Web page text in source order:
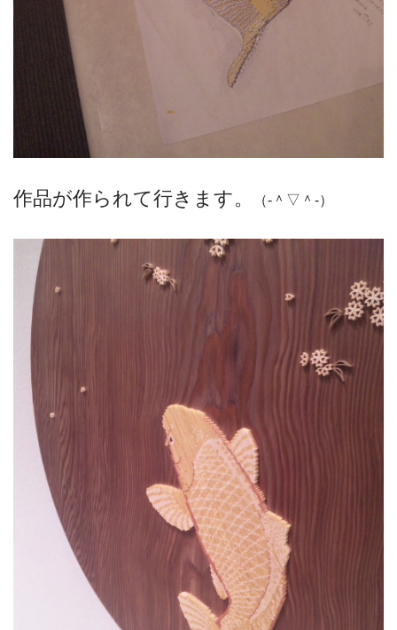
作品が作られて行きます。 （‐＾▽＾‐）